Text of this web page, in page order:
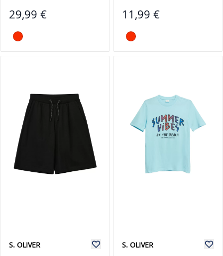
29,99 € 11,99 €
S. OLIVER S. OLIVER